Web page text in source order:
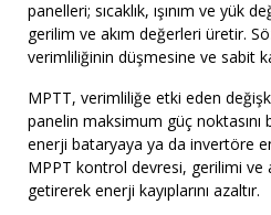
panelleri; sıcaklık, ışınım ve yük
gerilim ve akım değerleri üretir.
verimliliğinin düşmesine ve sabit
MPTT, verimliliğe etki eden
panelin maksimum güç noktasını
enerji bataryaya ya da invertöre
MPPT kontrol devresi, gerilimi ve
getirerek enerji kayıplarını azaltır.